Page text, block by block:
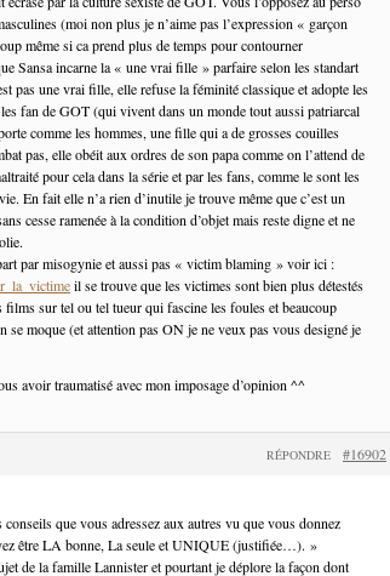
(moi non plus je n’aime pas l’expression « garçon
même si ca prend plus de temps pour contourner
Sansa incarne la « une vrai fille » parfaire selon les standart
pas une vrai fille, elle refuse la féminité classique et adopte les
fan de GOT (qui vivent dans un monde tout aussi patriarcal
comme les hommes, une fille qui a de grosses couilles
pas, elle obéit aux ordres de son papa comme on l’attend de
pour cela dans la série et par les fans, comme le sont les
En fait elle n’a rien d’inutile je trouve même que c’est un
cesse ramenée à la condition d’objet mais reste digne et ne
par misogynie et aussi pas « victim blaming » voir ici :
il se trouve que les victimes sont bien plus détestés
films sur tel ou tel tueur qui fascine les foules et beaucoup
se moque (et attention pas ON je ne veux pas vous designé je
avoir traumatisé avec mon imposage d’opinion ^^
#16902
RÉPONDRE
que vous adressez aux autres vu que vous donnez
être LA bonne, La seule et UNIQUE (justifiée…). »
de la famille Lannister et pourtant je déplore la façon dont